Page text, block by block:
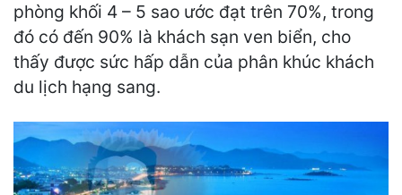
phòng khối 4 – 5 sao ước đạt trên 70%, trong
đó có đến 90% là khách sạn ven biển, cho
thấy được sức hấp dẫn của phân khúc khách
du lịch hạng sang.